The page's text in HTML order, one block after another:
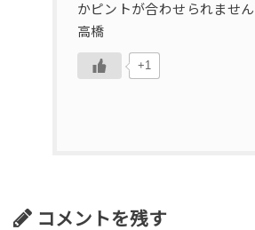
かピントが合わせられません
高橋
+1
コメントを残す